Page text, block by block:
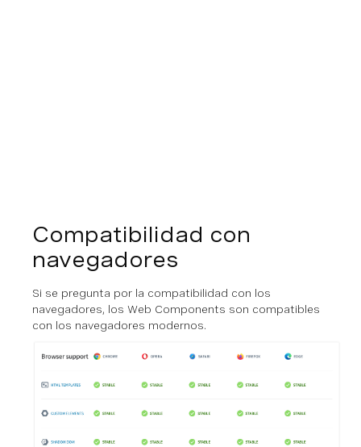
Compatibilidad con
navegadores
Si se pregunta por la compatibilidad con los
navegadores, los Web Components son compatibles
con los navegadores modernos.